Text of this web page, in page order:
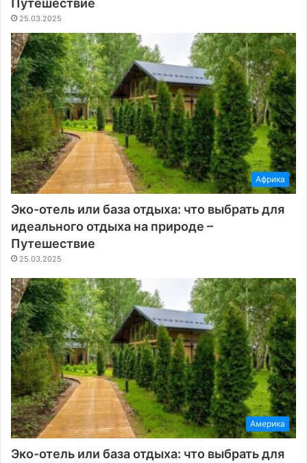
Путешествие
25.03.2025
Африка
Эко-отель или база отдыха: что выбрать для
идеального отдыха на природе –
Путешествие
25.03.2025
Америка
Эко-отель или база отдыха: что выбрать для